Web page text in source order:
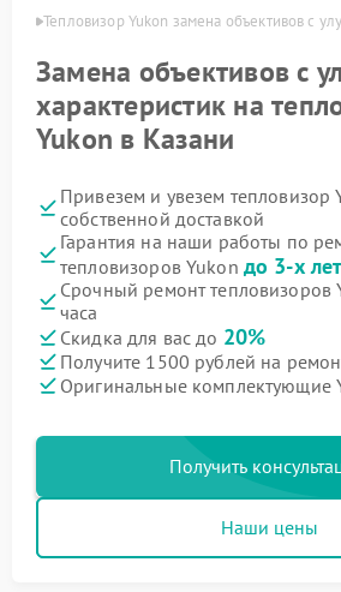
Тепловизор Yukon замена объективов с
Замена объективов с
характеристик на
Yukon в Казани
Привезем и увезем тепловизор
собственной доставкой
Гарантия на наши работы по
тепловизоров Yukon до 3-х лет
Срочный ремонт тепловизоров
часа
Скидка для вас до 20%
Получите 1500 рублей на
Оригинальные комплектующие
Получить
Наши цены